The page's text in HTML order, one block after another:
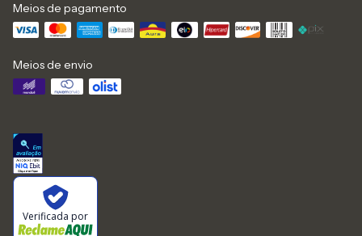
Meios de pagamento
Meios de envio
Verificada por